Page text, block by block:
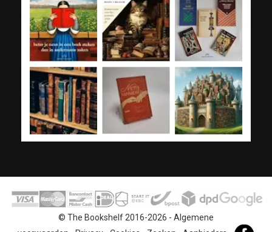
© The Bookshelf 2016-2026 - Algemene